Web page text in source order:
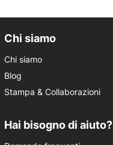
Chi siamo
Chi siamo
Blog
Stampa & Collaborazioni
Hai bisogno di aiuto?